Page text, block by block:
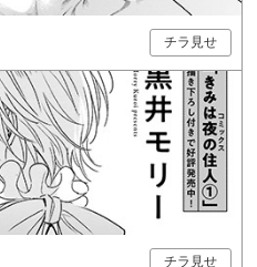
チラ見せ
チラ見せ